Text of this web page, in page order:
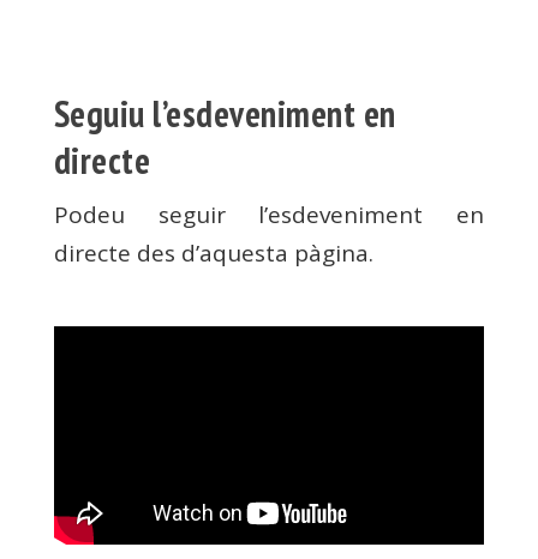
Seguiu l’esdeveniment en
directe
Podeu seguir l’esdeveniment en
directe des d’aquesta pàgina.